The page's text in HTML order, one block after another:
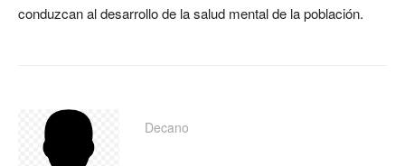
conduzcan al desarrollo de la salud mental de la población.
Decano